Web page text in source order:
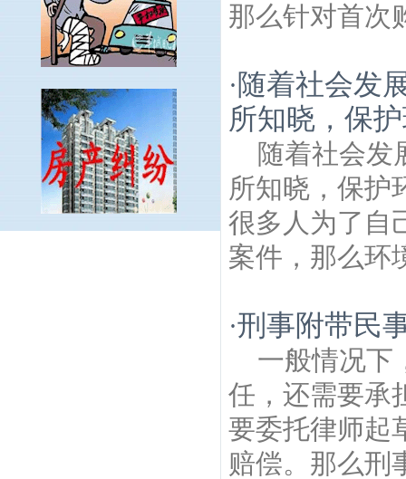
那么针对首次
· 随着社会发
所知晓，保
随着社会发
所知晓，保护
很多人为了自
案件，那么环
·刑事附带民
一般情况下
任，还需要承
要委托律师起
赔偿。那么刑